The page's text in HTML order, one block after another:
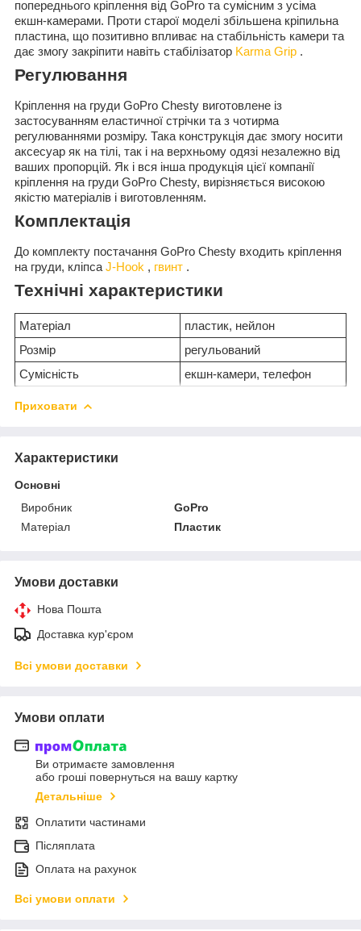
попереднього кріплення від GoPro та сумісним з усіма
екшн-камерами. Проти старої моделі збільшена кріпильна
пластина, що позитивно впливає на стабільність камери та
дає змогу закріпити навіть стабілізатор Karma Grip .
Регулювання
Кріплення на груди GoPro Chesty виготовлене із
застосуванням еластичної стрічки та з чотирма
регулюваннями розміру. Така конструкція дає змогу носити
аксесуар як на тілі, так і на верхньому одязі незалежно від
ваших пропорцій. Як і вся інша продукція цієї компанії
кріплення на груди GoPro Chesty, вирізняється високою
якістю матеріалів і виготовленням.
Комплектація
До комплекту постачання GoPro Chesty входить кріплення
на груди, кліпса J-Hook , гвинт .
Технічні характеристики
Матеріал
пластик, нейлон
Розмір
регульований
Сумісність
екшн-камери, телефон
Приховати
Характеристики
Основні
Виробник
GoPro
Матеріал
Пластик
Умови доставки
Нова Пошта
Доставка кур'єром
Всі умови доставки
Умови оплати
Ви отримаєте замовлення
або гроші повернуться на вашу картку
Детальніше
Оплатити частинами
Післяплата
Оплата на рахунок
Всі умови оплати